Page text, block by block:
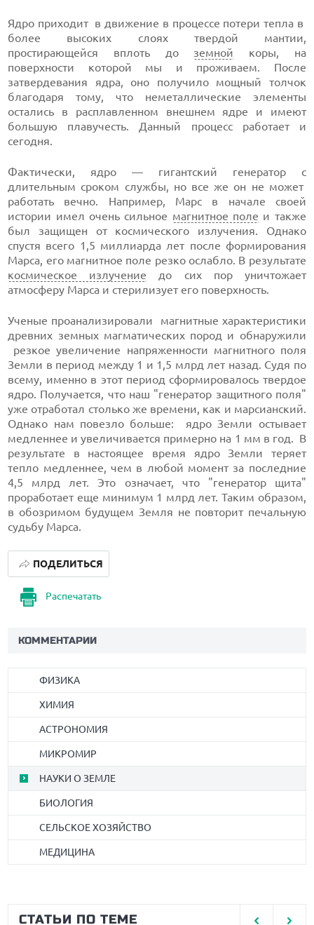
Ядро приходит в движение в процессе потери тепла в
более высоких слоях твердой мантии,
простирающейся вплоть до земной коры, на
поверхности которой мы и проживаем. После
затвердевания ядра, оно получило мощный толчок
благодаря тому, что неметаллические элементы
остались в расплавленном внешнем ядре и имеют
большую плавучесть. Данный процесс работает и
сегодня.
Фактически, ядро — гигантский генератор с
длительным сроком службы, но все же он не может
работать вечно. Например, Марс в начале своей
истории имел очень сильное магнитное поле и также
был защищен от космического излучения. Однако
спустя всего 1,5 миллиарда лет после формирования
Марса, его магнитное поле резко ослабло. В результате
космическое излучение до сих пор уничтожает
атмосферу Марса и стерилизует его поверхность.
Ученые проанализировали магнитные характеристики
древних земных магматических пород и обнаружили
резкое увеличение напряженности магнитного поля
Земли в период между 1 и 1,5 млрд лет назад. Судя по
всему, именно в этот период сформировалось твердое
ядро. Получается, что наш "генератор защитного поля"
уже отработал столько же времени, как и марсианский.
Однако нам повезло больше: ядро Земли остывает
медленнее и увеличивается примерно на 1 мм в год. В
результате в настоящее время ядро Земли теряет
тепло медленнее, чем в любой момент за последние
4,5 млрд лет. Это означает, что "генератор щита"
проработает еще минимум 1 млрд лет. Таким образом,
в обозримом будущем Земля не повторит печальную
судьбу Марса.
Распечатать
ПОДЕЛИТЬСЯ
КОММЕНТАРИИ
ФИЗИКА
ХИМИЯ
АСТРОНОМИЯ
МИКРОМИР
НАУКИ О ЗЕМЛЕ
БИОЛОГИЯ
СЕЛЬСКОЕ ХОЗЯЙСТВО
МЕДИЦИНА
СТАТЬИ ПО ТЕМЕ